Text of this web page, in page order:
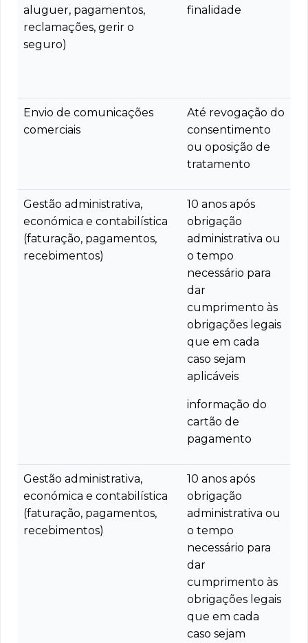
aluguer, pagamentos,
reclamações, gerir o
seguro)
finalidade
Envio de comunicações
comerciais
Até revogação do
consentimento
ou oposição de
tratamento
Gestão administrativa,
económica e contabilística
(faturação, pagamentos,
recebimentos)
10 anos após
obrigação
administrativa ou
o tempo
necessário para
dar
cumprimento às
obrigações legais
que em cada
caso sejam
aplicáveis
informação do
cartão de
pagamento
Gestão administrativa,
económica e contabilística
(faturação, pagamentos,
recebimentos)
10 anos após
obrigação
administrativa ou
o tempo
necessário para
dar
cumprimento às
obrigações legais
que em cada
caso sejam